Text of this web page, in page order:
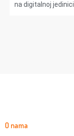
na digitalnoj jedinici.
O nama